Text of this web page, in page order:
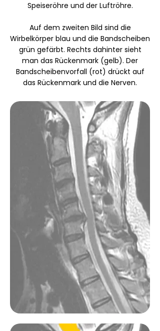
Speiseröhre und der Luftröhre.
Auf dem zweiten Bild sind die
Wirbelkörper blau und die Bandscheiben
grün gefärbt. Rechts dahinter sieht
man das Rückenmark (gelb). Der
Bandscheibenvorfall (rot) drückt auf
das Rückenmark und die Nerven.